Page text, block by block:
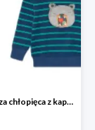
LUPILU® Bluza chłopięca z kapturem